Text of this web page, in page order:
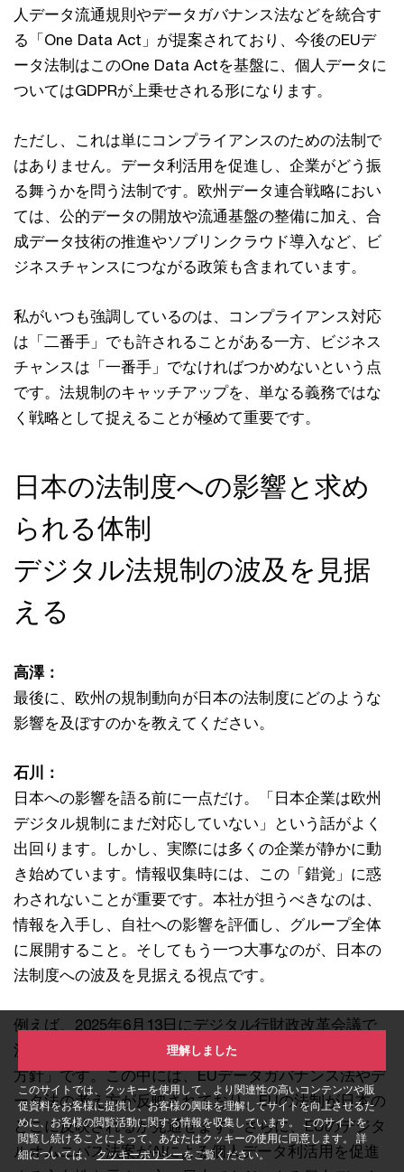
このサイトでは、クッキーを使用して、より関連性の高いコンテンツや販
促資料をお客様に提供し、お客様の興味を理解してサイトを向上させるた
めに、お客様の閲覧活動に関する情報を収集しています。 このサイトを
閲覧し続けることによって、あなたはクッキーの使用に同意します。 詳
細については、クッキーポリシーをご覧ください。
理解しました
人データ流通規則やデータガバナンス法などを統合す
る「One Data Act」が提案されており、今後のEUデ
ータ法制はこのOne Data Actを基盤に、個人データに
ついてはGDPRが上乗せされる形になります。
ただし、これは単にコンプライアンスのための法制で
はありません。データ利活用を促進し、企業がどう振
る舞うかを問う法制です。欧州データ連合戦略におい
ては、公的データの開放や流通基盤の整備に加え、合
成データ技術の推進やソブリンクラウド導入など、ビ
ジネスチャンスにつながる政策も含まれています。
私がいつも強調しているのは、コンプライアンス対応
は「二番手」でも許されることがある一方、ビジネス
チャンスは「一番手」でなければつかめないという点
です。法規制のキャッチアップを、単なる義務ではな
く戦略として捉えることが極めて重要です。
日本の法制度への影響と求め
られる体制
デジタル法規制の波及を見据
える
高澤：
最後に、欧州の規制動向が日本の法制度にどのような
影響を及ぼすのかを教えてください。
石川：
日本への影響を語る前に一点だけ。「日本企業は欧州
デジタル規制にまだ対応していない」という話がよく
出回ります。しかし、実際には多くの企業が静かに動
き始めています。情報収集時には、この「錯覚」に惑
わされないことが重要です。本社が担うべきなのは、
情報を入手し、自社への影響を評価し、グループ全体
に展開すること。そしてもう一つ大事なのが、日本の
法制度への波及を見据える視点です。
例えば、2025年6月13日にデジタル行財政改革会議で
決定された「データ利活用制度の在り方に関する基本
方針」です。この中には、EUデータガバナンス法やデ
ータ法の考え方が反映されており、EUの法制が日本の
どこに反映されるか見通せます。さらに、EUのデジタ
ルオムニバス法案がAIによる個人データ利活用を促進